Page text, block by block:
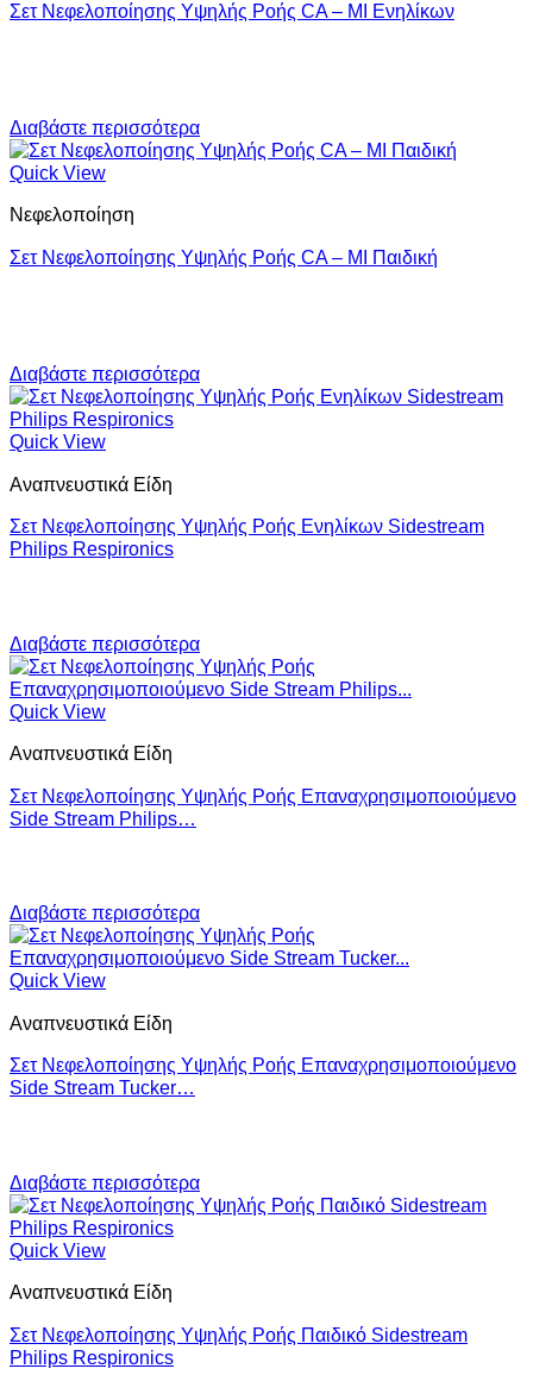
Σετ Νεφελοποίησης Υψηλής Ροής CA – MI Ενηλίκων
Διαβάστε περισσότερα
Quick View
Νεφελοποίηση
Σετ Νεφελοποίησης Υψηλής Ροής CA – MI Παιδική
Διαβάστε περισσότερα
Quick View
Αναπνευστικά Είδη
Σετ Νεφελοποίησης Υψηλής Ροής Ενηλίκων Sidestream
Philips Respironics
Διαβάστε περισσότερα
Quick View
Αναπνευστικά Είδη
Σετ Νεφελοποίησης Υψηλής Ροής Επαναχρησιμοποιούμενο
Side Stream Philips…
Διαβάστε περισσότερα
Quick View
Αναπνευστικά Είδη
Σετ Νεφελοποίησης Υψηλής Ροής Επαναχρησιμοποιούμενο
Side Stream Tucker…
Διαβάστε περισσότερα
Quick View
Αναπνευστικά Είδη
Σετ Νεφελοποίησης Υψηλής Ροής Παιδικό Sidestream
Philips Respironics